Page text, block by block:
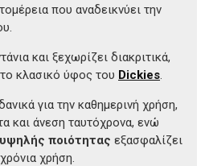
που αναδεικνύει την
και ξεχωρίζει διακριτικά,
κλασικό ύφος του Dickies.
για την καθημερινή χρήση,
και άνεση ταυτόχρονα, ενώ
ποιότητας εξασφαλίζει
χρήση.